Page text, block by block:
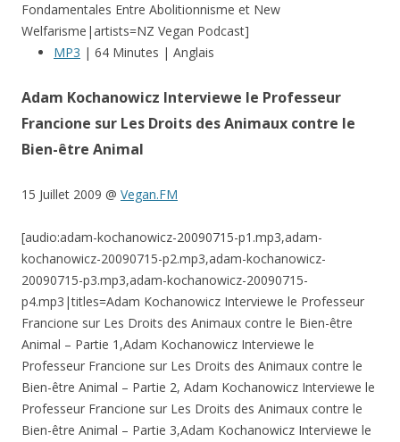
Fondamentales Entre Abolitionnisme et New
Welfarisme|artists=NZ Vegan Podcast]
MP3 | 64 Minutes | Anglais
Adam Kochanowicz Interviewe le Professeur
Francione sur Les Droits des Animaux contre le
Bien-être Animal
15 Juillet 2009 @ Vegan.FM
[audio:adam-kochanowicz-20090715-p1.mp3,adam-
kochanowicz-20090715-p2.mp3,adam-kochanowicz-
20090715-p3.mp3,adam-kochanowicz-20090715-
p4.mp3|titles=Adam Kochanowicz Interviewe le Professeur
Francione sur Les Droits des Animaux contre le Bien-être
Animal – Partie 1,Adam Kochanowicz Interviewe le
Professeur Francione sur Les Droits des Animaux contre le
Bien-être Animal – Partie 2, Adam Kochanowicz Interviewe le
Professeur Francione sur Les Droits des Animaux contre le
Bien-être Animal – Partie 3,Adam Kochanowicz Interviewe le